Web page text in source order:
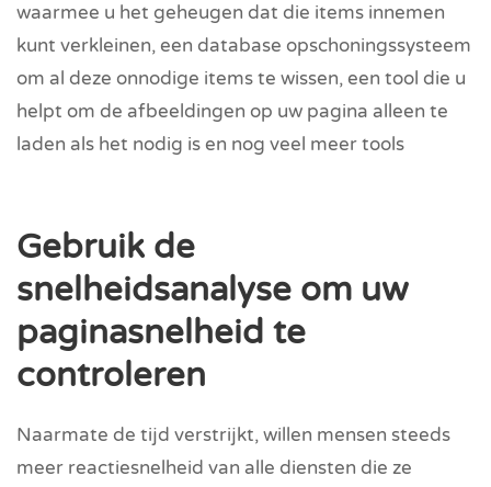
waarmee u het geheugen dat die items innemen
kunt verkleinen, een database opschoningssysteem
om al deze onnodige items te wissen, een tool die u
helpt om de afbeeldingen op uw pagina alleen te
laden als het nodig is en nog veel meer tools
Gebruik de
snelheidsanalyse om uw
paginasnelheid te
controleren
Naarmate de tijd verstrijkt, willen mensen steeds
meer reactiesnelheid van alle diensten die ze